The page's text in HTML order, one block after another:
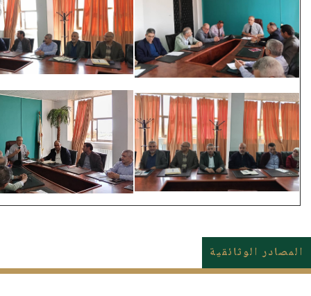
المصادر الوثائقية